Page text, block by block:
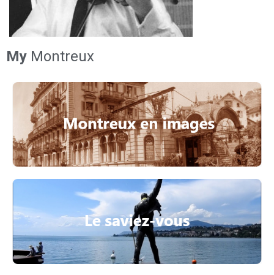
My Montreux